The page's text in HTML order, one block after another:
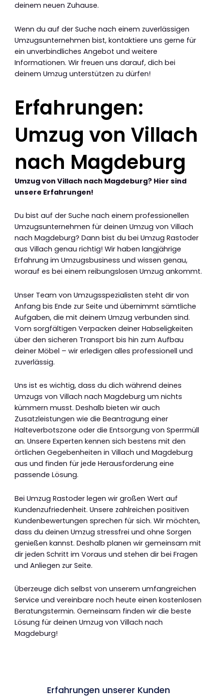
deinem neuen Zuhause.
Wenn du auf der Suche nach einem zuverlässigen
Umzugsunternehmen bist, kontaktiere uns gerne für
ein unverbindliches Angebot und weitere
Informationen. Wir freuen uns darauf, dich bei
deinem Umzug unterstützen zu dürfen!
Erfahrungen:
Umzug von Villach
nach Magdeburg
Umzug von Villach nach Magdeburg? Hier sind
unsere Erfahrungen!
Du bist auf der Suche nach einem professionellen
Umzugsunternehmen für deinen Umzug von Villach
nach Magdeburg? Dann bist du bei Umzug Rastoder
aus Villach genau richtig! Wir haben langjährige
Erfahrung im Umzugsbusiness und wissen genau,
worauf es bei einem reibungslosen Umzug ankommt.
Unser Team von Umzugsspezialisten steht dir von
Anfang bis Ende zur Seite und übernimmt sämtliche
Aufgaben, die mit deinem Umzug verbunden sind.
Vom sorgfältigen Verpacken deiner Habseligkeiten
über den sicheren Transport bis hin zum Aufbau
deiner Möbel – wir erledigen alles professionell und
zuverlässig.
Uns ist es wichtig, dass du dich während deines
Umzugs von Villach nach Magdeburg um nichts
kümmern musst. Deshalb bieten wir auch
Zusatzleistungen wie die Beantragung einer
Halteverbotszone oder die Entsorgung von Sperrmüll
an. Unsere Experten kennen sich bestens mit den
örtlichen Gegebenheiten in Villach und Magdeburg
aus und finden für jede Herausforderung eine
passende Lösung.
Bei Umzug Rastoder legen wir großen Wert auf
Kundenzufriedenheit. Unsere zahlreichen positiven
Kundenbewertungen sprechen für sich. Wir möchten,
dass du deinen Umzug stressfrei und ohne Sorgen
genießen kannst. Deshalb planen wir gemeinsam mit
dir jeden Schritt im Voraus und stehen dir bei Fragen
und Anliegen zur Seite.
Überzeuge dich selbst von unserem umfangreichen
Service und vereinbare noch heute einen kostenlosen
Beratungstermin. Gemeinsam finden wir die beste
Lösung für deinen Umzug von Villach nach
Magdeburg!
Erfahrungen unserer Kunden